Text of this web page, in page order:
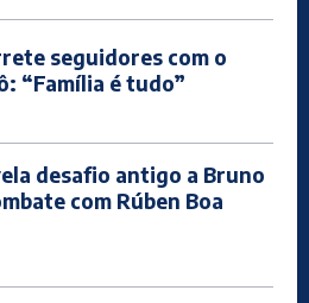
seguidores com o
“Família é tudo”
desafio antigo a Bruno
com Rúben Boa